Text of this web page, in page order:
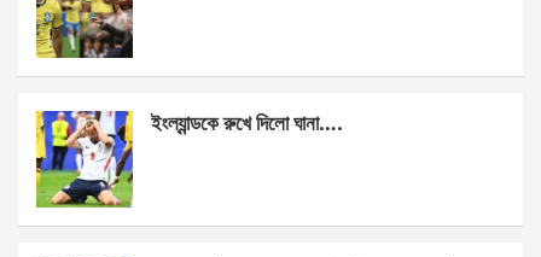
ইংল্যান্ডকে রুখে দিলো ঘানা….